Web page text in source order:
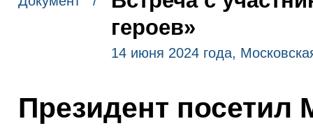
героев»
14 июня 2024 года,
Президент посетил